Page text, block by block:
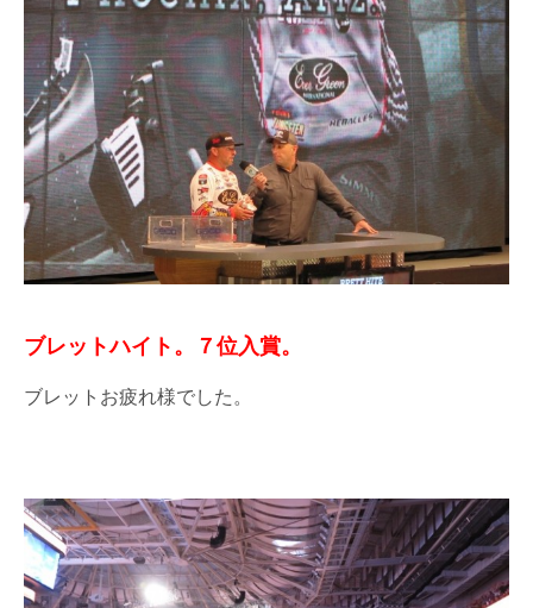
ブレットハイト。７位入賞。
ブレットお疲れ様でした。